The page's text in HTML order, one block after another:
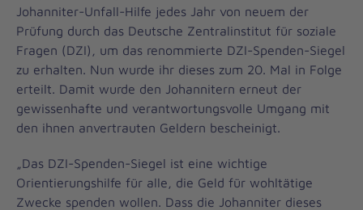
Johanniter-Unfall-Hilfe jedes Jahr von neuem der
Prüfung durch das Deutsche Zentralinstitut für soziale
Fragen (DZI), um das renommierte DZI-Spenden-Siegel
zu erhalten. Nun wurde ihr dieses zum 20. Mal in Folge
erteilt. Damit wurde den Johannitern erneut der
gewissenhafte und verantwortungsvolle Umgang mit
den ihnen anvertrauten Geldern bescheinigt.
„Das DZI-Spenden-Siegel ist eine wichtige
Orientierungshilfe für alle, die Geld für wohltätige
Zwecke spenden wollen. Dass die Johanniter dieses